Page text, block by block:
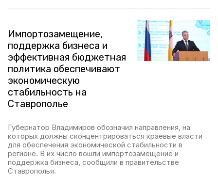
Импортозамещение,
поддержка бизнеса и
эффективная бюджетная
политика обеспечивают
экономическую
стабильность на
Ставрополье
Губернатор Владимиров обозначил направления, на
которых должны сконцентрироваться краевые власти
для обеспечения экономической стабильности в
регионе. В их число вошли импортозамещение и
поддержка бизнеса, сообщили в правительстве
Ставрополья.